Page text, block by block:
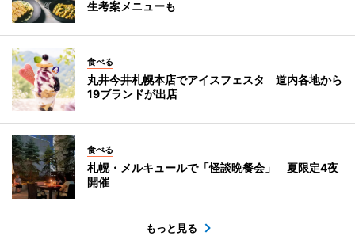
生考案メニューも
食べる
丸井今井札幌本店でアイスフェスタ 道内各地から
19ブランドが出店
食べる
札幌・メルキュールで「怪談晩餐会」 夏限定4夜
開催
もっと見る